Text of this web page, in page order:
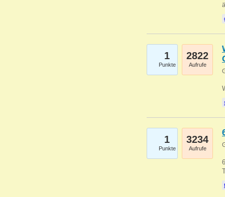
1
Punkte
2822
Aufrufe
1
Punkte
3234
Aufrufe